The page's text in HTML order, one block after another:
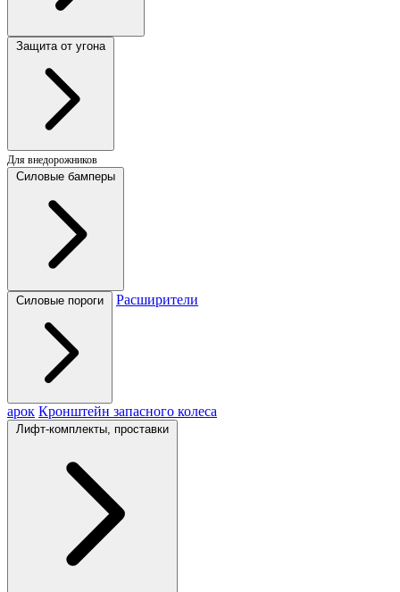
Защита от угона
Для внедорожников
Силовые бамперы
Силовые пороги Расширители
арок Кронштейн запасного колеса
Лифт-комплекты, проставки